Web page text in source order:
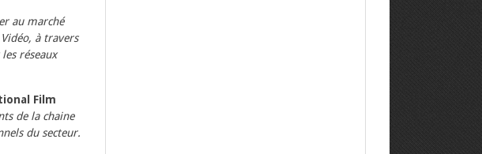
au marché
à travers
réseaux
Film
de la chaine
du secteur.